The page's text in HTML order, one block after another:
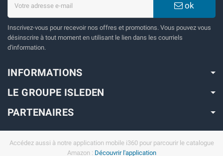
ok
Inscrivez-vous pour recevoir nos offres et promotions. Vous pouvez vous
désinscrire à tout moment en utilisant le lien dans les courriels
d'information.
INFORMATIONS
LE GROUPE ISLEDEN
PARTENAIRES
Accédez aussi à notre application mobile i360 pour parcourir le catalogue
Amazon : Découvrir l'application